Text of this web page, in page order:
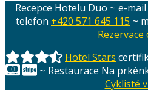
Recepce Hotelu Duo ~ e-mail
telefon +420 571 645 115 ~
Rezervace
Hotel Stars
~ Restaurace Na
Cyklisté